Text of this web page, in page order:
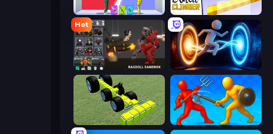
Who Dies Last? Draw Climber
Hot
Last Play: Ragdoll Sandbox Portal Escape
Genius Mechanic Epic Sword Battle! Fight in Arena